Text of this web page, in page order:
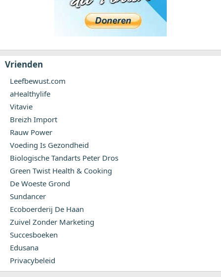
Vrienden
Leefbewust.com
aHealthylife
Vitavie
Breizh Import
Rauw Power
Voeding Is Gezondheid
Biologische Tandarts Peter Dros
Green Twist Health & Cooking
De Woeste Grond
Sundancer
Ecoboerderij De Haan
Zuivel Zonder Marketing
Succesboeken
Edusana
Privacybeleid